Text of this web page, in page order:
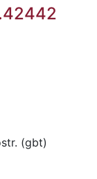
(gbt)